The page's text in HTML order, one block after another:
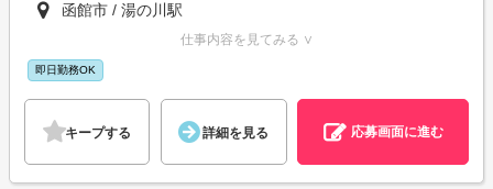
函館市 / 湯の川駅
仕事内容を見てみる ∨
即日勤務OK
キープする 詳細を見る 応募画面に進む